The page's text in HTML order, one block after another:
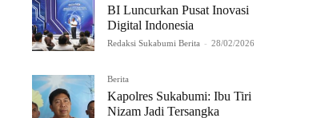
BI Luncurkan Pusat Inovasi
Digital Indonesia
Redaksi Sukabumi Berita - 28/02/2026
Berita
Kapolres Sukabumi: Ibu Tiri
Nizam Jadi Tersangka